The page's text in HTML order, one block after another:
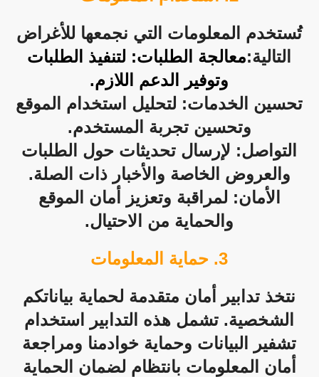
تُستخدم المعلومات التي نجمعها للأغراض
التالية:معالجة الطلبات: لتنفيذ الطلبات
وتوفير الدعم اللازم.
تحسين الخدمات: لتحليل استخدام الموقع
وتحسين تجربة المستخدم.
التواصل: لإرسال تحديثات حول الطلبات
والعروض الخاصة والأخبار ذات الصلة.
الأمان: لمراقبة وتعزيز أمان الموقع
والحماية من الاحتيال.
3. حماية المعلومات
نتخذ تدابير أمان متقدمة لحماية بياناتكم
الشخصية. تشمل هذه التدابير استخدام
تشفير البيانات وحماية خوادمنا ومراجعة
أمان المعلومات بانتظام لضمان الحماية